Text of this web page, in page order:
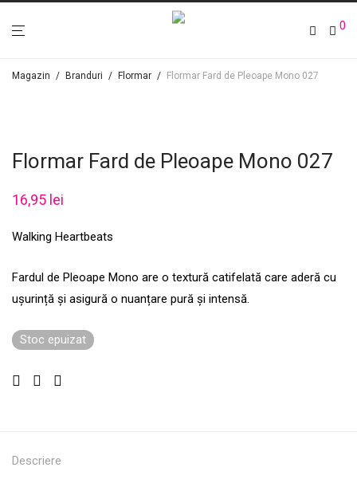
0
Magazin / Branduri / Flormar / Flormar Fard de Pleoape Mono 027
Flormar Fard de Pleoape Mono 027
16,95 lei
Walking Heartbeats
Fardul de Pleoape Mono are o textură catifelată care aderă cu
ușurință și asigură o nuanțare pură și intensă.
Stoc epuizat
Descriere